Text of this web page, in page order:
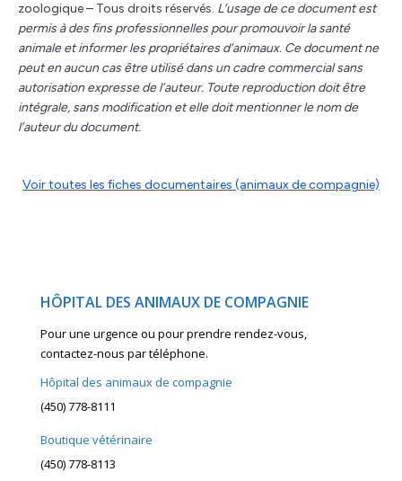
zoologique – Tous droits réservés. L’usage de ce document est
permis à des fins professionnelles pour promouvoir la santé
animale et informer les propriétaires d’animaux. Ce document ne
peut en aucun cas être utilisé dans un cadre commercial sans
autorisation expresse de l’auteur. Toute reproduction doit être
intégrale, sans modification et elle doit mentionner le nom de
l’auteur du document.
Voir toutes les fiches documentaires (animaux de compagnie)
HÔPITAL DES ANIMAUX DE COMPAGNIE
Pour une urgence ou pour prendre rendez-vous,
contactez-nous par téléphone.
Hôpital des animaux de compagnie
(450) 778-8111
Boutique vétérinaire
(450) 778-8113